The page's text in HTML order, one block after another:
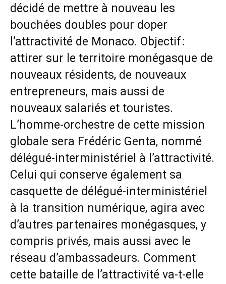
décidé de mettre à nouveau les
bouchées doubles pour doper
l’attractivité de Monaco. Objectif :
attirer sur le territoire monégasque de
nouveaux résidents, de nouveaux
entrepreneurs, mais aussi de
nouveaux salariés et touristes.
L’homme-orchestre de cette mission
globale sera Frédéric Genta, nommé
délégué-interministériel à l’attractivité.
Celui qui conserve également sa
casquette de délégué-interministériel
à la transition numérique, agira avec
d’autres partenaires monégasques, y
compris privés, mais aussi avec le
réseau d’ambassadeurs. Comment
cette bataille de l’attractivité va-t-elle